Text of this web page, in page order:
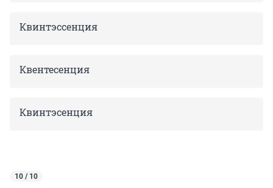
Квинтэссенция
Квентесенция
Квинтэсенция
10 / 10